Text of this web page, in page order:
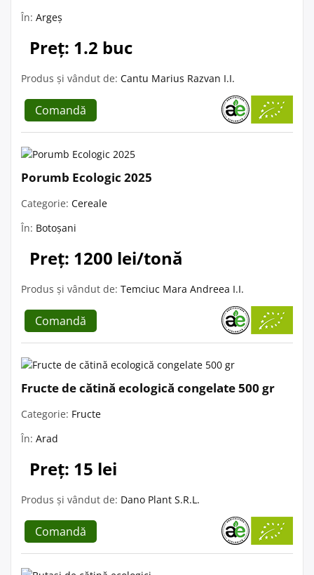
În: Argeș
Preț: 1.2 buc
Produs și vândut de: Cantu Marius Razvan I.I.
Comandă
Porumb Ecologic 2025
Categorie: Cereale
În: Botoșani
Preț: 1200 lei/tonă
Produs și vândut de: Temciuc Mara Andreea I.I.
Comandă
Fructe de cătină ecologică congelate 500 gr
Categorie: Fructe
În: Arad
Preț: 15 lei
Produs și vândut de: Dano Plant S.R.L.
Comandă